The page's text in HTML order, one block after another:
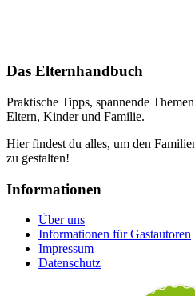
Das Elternhandbuch
Praktische Tipps, spannende
Eltern, Kinder und Familie.
Hier findest du alles, um den
zu gestalten!
Informationen
Über uns
Informationen für Gastautoren
Impressum
Datenschutz